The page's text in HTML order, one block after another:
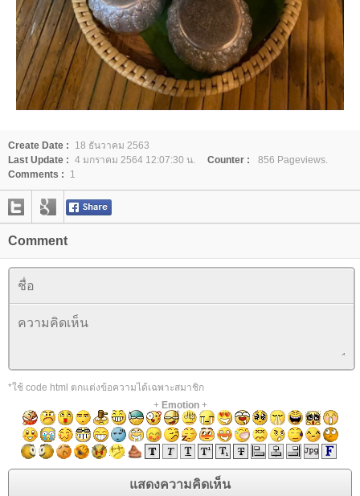
Create Date :
18 ธันวาคม 2563
Last Update : 4 มกราคม 2564 12:07:30 น. Counter :
856 Pageviews.
Comments :
1
Comment
*ใช้ code html ตกแต่งข้อความได้เฉพาะสมาชิก
+ Emotion+